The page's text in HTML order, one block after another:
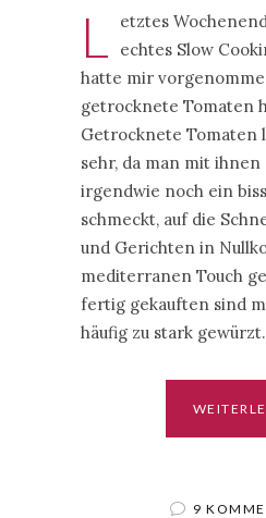
L
etztes
echtes Slow
hatte mir
getrocknete Tomaten
Getrocknete Tomaten
sehr, da man mit ihnen
irgendwie noch ein
schmeckt, auf die
und Gerichten in
mediterranen Touch
fertig gekauften sind
häufig zu stark
9